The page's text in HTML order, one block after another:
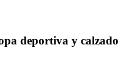
deportiva y calzado